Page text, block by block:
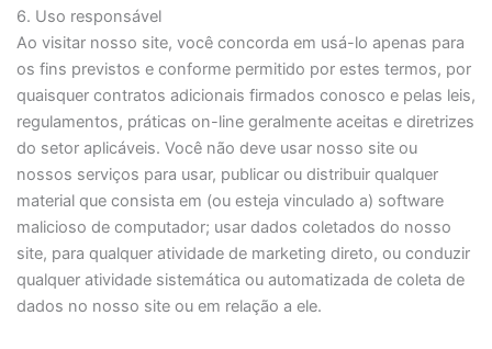
6. Uso responsável
Ao visitar nosso site, você concorda em usá-lo apenas para
os fins previstos e conforme permitido por estes termos, por
quaisquer contratos adicionais firmados conosco e pelas leis,
regulamentos, práticas on-line geralmente aceitas e diretrizes
do setor aplicáveis. Você não deve usar nosso site ou
nossos serviços para usar, publicar ou distribuir qualquer
material que consista em (ou esteja vinculado a) software
malicioso de computador; usar dados coletados do nosso
site, para qualquer atividade de marketing direto, ou conduzir
qualquer atividade sistemática ou automatizada de coleta de
dados no nosso site ou em relação a ele.